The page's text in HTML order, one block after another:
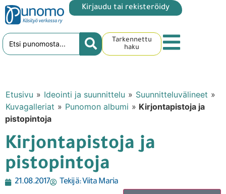
Kirjaudu tai rekisteröidy
Tarkennettu
haku
Etusivu » Ideointi ja suunnittelu » Suunnitteluvälineet »
Kuvagalleriat » Punomon albumi » Kirjontapistoja ja
pistopintoja
Kirjontapistoja ja
pistopintoja
21.08.2017 Tekijä:Viita Maria